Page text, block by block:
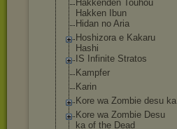
Hakkenden Touhou
Hakken Ibun
Hidan no Aria
Hoshizora e Kakaru
Hashi
IS Infinite Stratos
Kampfer
Karin
Kore wa Zombie desu ka
Kore wa Zombie Desu
ka of the Dead